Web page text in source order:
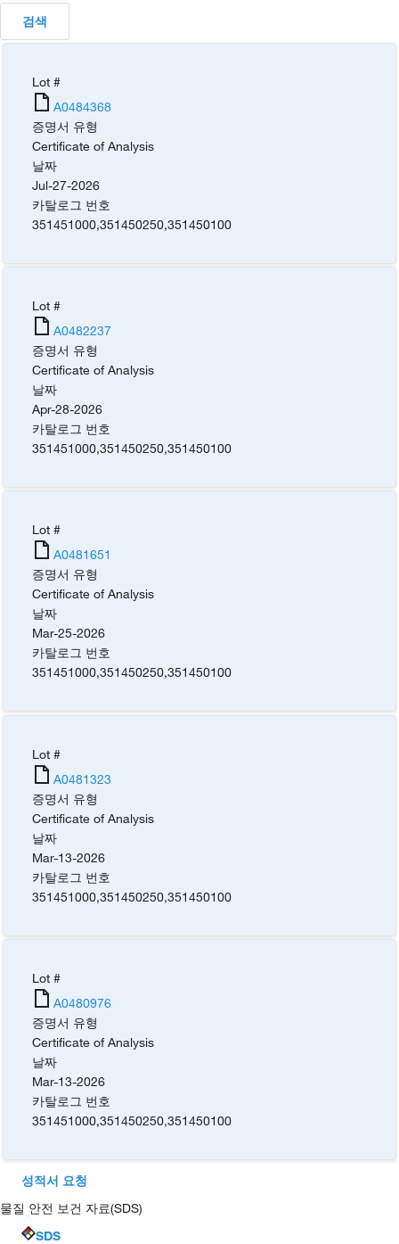
검색
Lot #
A0484368
증명서 유형
Certificate of Analysis
날짜
Jul-27-2026
카탈로그 번호
351451000,351450250,351450100
Lot #
A0482237
증명서 유형
Certificate of Analysis
날짜
Apr-28-2026
카탈로그 번호
351451000,351450250,351450100
Lot #
A0481651
증명서 유형
Certificate of Analysis
날짜
Mar-25-2026
카탈로그 번호
351451000,351450250,351450100
Lot #
A0481323
증명서 유형
Certificate of Analysis
날짜
Mar-13-2026
카탈로그 번호
351451000,351450250,351450100
Lot #
A0480976
증명서 유형
Certificate of Analysis
날짜
Mar-13-2026
카탈로그 번호
351451000,351450250,351450100
성적서 요청
물질 안전 보건 자료(SDS)
SDS